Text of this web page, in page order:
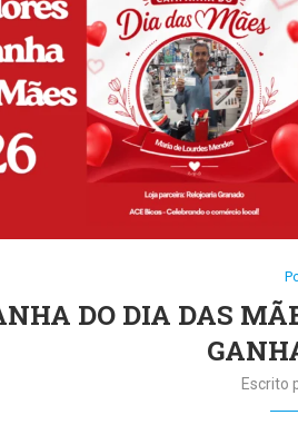
DO DIA DAS
Escrito